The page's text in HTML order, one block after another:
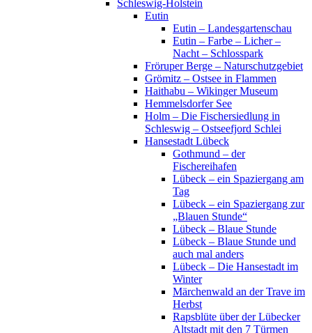
Schleswig-Holstein
Eutin
Eutin – Landesgartenschau
Eutin – Farbe – Licher –
Nacht – Schlosspark
Fröruper Berge – Naturschutzgebiet
Grömitz – Ostsee in Flammen
Haithabu – Wikinger Museum
Hemmelsdorfer See
Holm – Die Fischersiedlung in
Schleswig – Ostseefjord Schlei
Hansestadt Lübeck
Gothmund – der
Fischereihafen
Lübeck – ein Spaziergang am
Tag
Lübeck – ein Spaziergang zur
„Blauen Stunde“
Lübeck – Blaue Stunde
Lübeck – Blaue Stunde und
auch mal anders
Lübeck – Die Hansestadt im
Winter
Märchenwald an der Trave im
Herbst
Rapsblüte über der Lübecker
Altstadt mit den 7 Türmen